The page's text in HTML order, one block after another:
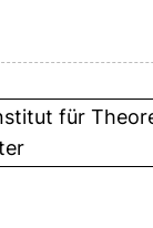
für